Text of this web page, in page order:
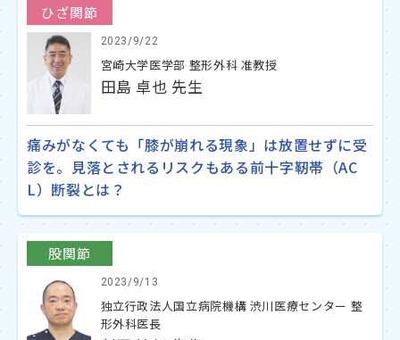
ひざ関節
2023/9/22
宮崎大学医学部 整形外科 准教授
田島 卓也 先生
痛みがなくても「膝が崩れる現象」は放置せずに受
診を。見落とされるリスクもある前十字靭帯（AC
L）断裂とは？
股関節
2023/9/13
独立行政法人国立病院機構 渋川医療センター 整
形外科医長